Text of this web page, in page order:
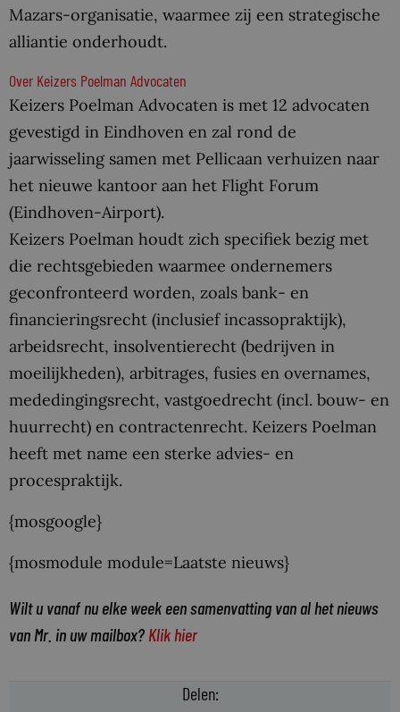
Mazars-organisatie, waarmee zij een strategische
alliantie onderhoudt.
Over Keizers Poelman Advocaten
Keizers Poelman Advocaten is met 12 advocaten
gevestigd in Eindhoven en zal rond de
jaarwisseling samen met Pellicaan verhuizen naar
het nieuwe kantoor aan het Flight Forum
(Eindhoven-Airport).
Keizers Poelman houdt zich specifiek bezig met
die rechtsgebieden waarmee ondernemers
geconfronteerd worden, zoals bank- en
financieringsrecht (inclusief incassopraktijk),
arbeidsrecht, insolventierecht (bedrijven in
moeilijkheden), arbitrages, fusies en overnames,
mededingingsrecht, vastgoedrecht (incl. bouw- en
huurrecht) en contractenrecht. Keizers Poelman
heeft met name een sterke advies- en
procespraktijk.
{mosgoogle}
{mosmodule module=Laatste nieuws}
Wilt u vanaf nu elke week een samenvatting van al het nieuws
van Mr. in uw mailbox? Klik hier
Delen: